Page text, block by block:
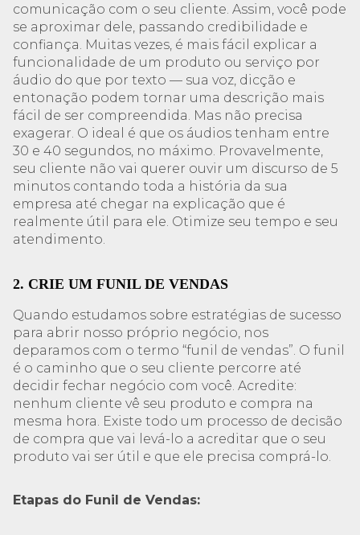
comunicação com o seu cliente. Assim, você pode
se aproximar dele, passando credibilidade e
confiança. Muitas vezes, é mais fácil explicar a
funcionalidade de um produto ou serviço por
áudio do que por texto — sua voz, dicção e
entonação podem tornar uma descrição mais
fácil de ser compreendida. Mas não precisa
exagerar. O ideal é que os áudios tenham entre
30 e 40 segundos, no máximo. Provavelmente,
seu cliente não vai querer ouvir um discurso de 5
minutos contando toda a história da sua
empresa até chegar na explicação que é
realmente útil para ele. Otimize seu tempo e seu
atendimento.
2. CRIE UM FUNIL DE VENDAS
Quando estudamos sobre estratégias de sucesso
para abrir nosso próprio negócio, nos
deparamos com o termo “funil de vendas”. O funil
é o caminho que o seu cliente percorre até
decidir fechar negócio com você. Acredite:
nenhum cliente vê seu produto e compra na
mesma hora. Existe todo um processo de decisão
de compra que vai levá-lo a acreditar que o seu
produto vai ser útil e que ele precisa comprá-lo.
Etapas do Funil de Vendas: